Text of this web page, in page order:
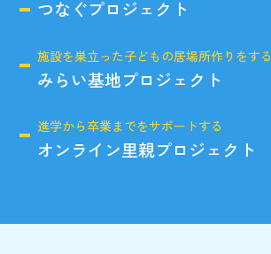
つなぐプロジェクト
施設を巣立った子どもの居場所作りをする
みらい基地プロジェクト
進学から卒業までをサポートする
オンライン里親プロジェクト